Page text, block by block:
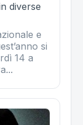
diverse
e
si
14 a